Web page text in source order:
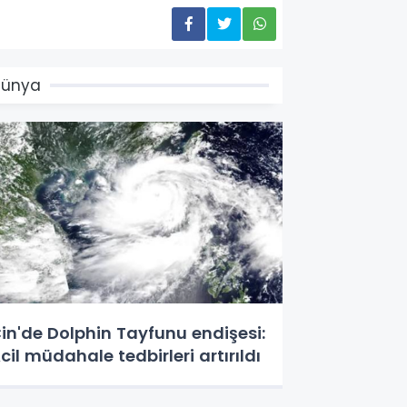
Dolphin Tayfunu endişesi:
müdahale tedbirleri artırıldı